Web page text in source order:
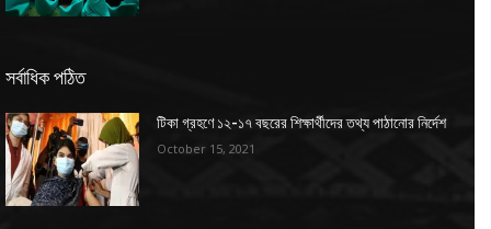
সর্বাধিক পঠিত
টিকা গ্রহণে ১২-১৭ বছরের শিক্ষার্থীদের তথ্য পাঠানোর নির্দেশ
October 15, 2021